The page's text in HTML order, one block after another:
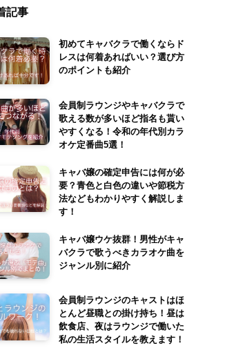
記事
初めてキャバクラで働くならド
レスは何着あればいい？選び方
のポイントも紹介
会員制ラウンジやキャバクラで
歌える数が多いほど指名も貰い
やすくなる！令和の年代別カラ
オケ定番曲5選！
キャバ嬢の確定申告には何が必
要？青色と白色の違いや節税方
法などもわかりやすく解説しま
す！
キャバ嬢ウケ抜群！男性がキャ
バクラで歌うべきカラオケ曲を
ジャンル別に紹介
会員制ラウンジのキャストはほ
とんど昼職との掛け持ち！昼は
飲食店、夜はラウンジで働いた
私の生活スタイルを教えます！